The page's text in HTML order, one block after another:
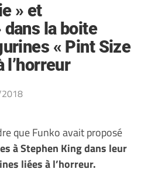
» et
dans la boite
« Pint Size
l’horreur
que Funko avait proposé
à Stephen King dans leur
liées à l’horreur.